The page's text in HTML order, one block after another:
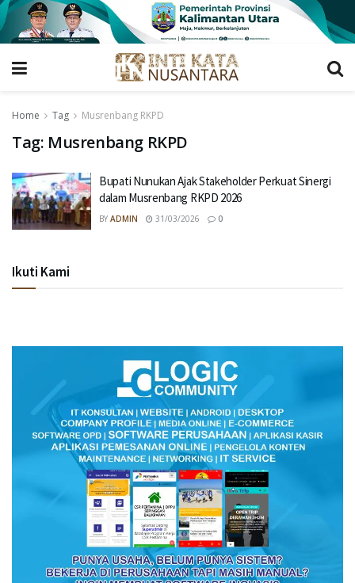
Home Tag Musrenbang RKPD
Tag: Musrenbang RKPD
Bupati Nunukan Ajak Stakeholder Perkuat Sinergi
dalam Musrenbang RKPD 2026
BY ADMIN 31/03/2026 0
Ikuti Kami